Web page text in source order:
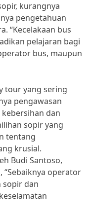
kurangnya
pengetahuan
“Kecelakaan bus
pelajaran bagi
bus, maupun
tour yang sering
pengawasan
dan
sopir yang
tentang
krusial.
Budi Santoso,
operator
sopir dan